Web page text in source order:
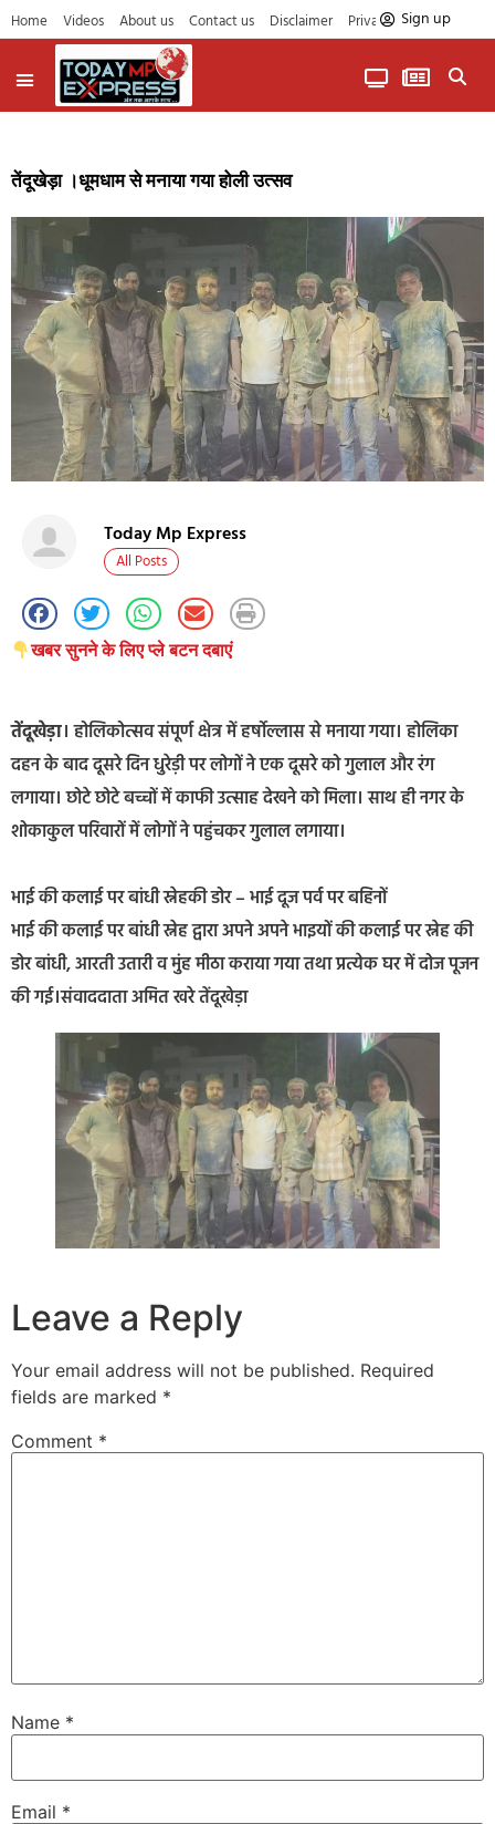
Home Videos About us Contact us Disclaimer Privacy Policy
Sign up
तेंदूखेड़ा ।धूमधाम से मनाया गया होली उत्सव
Today Mp Express
All Posts
खबर सुनने के लिए प्ले बटन दबाएं
तेंदूखेड़ा। होलिकोत्सव संपूर्ण क्षेत्र में हर्षोल्लास से मनाया गया। होलिका
दहन के बाद दूसरे दिन धुरेड़ी पर लोगों ने एक दूसरे को गुलाल और रंग
लगाया। छोटे छोटे बच्चों में काफी उत्साह देखने को मिला। साथ ही नगर के
शोकाकुल परिवारों में लोगों ने पहुंचकर गुलाल लगाया।
भाई की कलाई पर बांधी स्नेहकी डोर – भाई दूज पर्व पर बहिनों
भाई की कलाई पर बांधी स्नेह द्वारा अपने अपने भाइयों की कलाई पर स्नेह की
डोर बांधी, आरती उतारी व मुंह मीठा कराया गया तथा प्रत्येक घर में दोज पूजन
की गई।संवाददाता अमित खरे तेंदूखेड़ा
Leave a Reply
Your email address will not be published. Required
fields are marked *
Comment *
Name *
Email *